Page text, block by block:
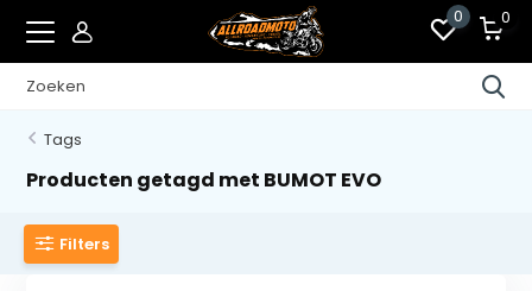
0 0
Tags
Producten getagd met BUMOT EVO
Filters